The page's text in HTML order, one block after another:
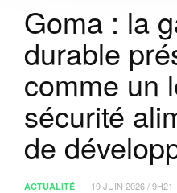
Goma : la
durable
comme un
sécurité
de
ACTUALITÉ 19 JUIN 2026 / 9H21